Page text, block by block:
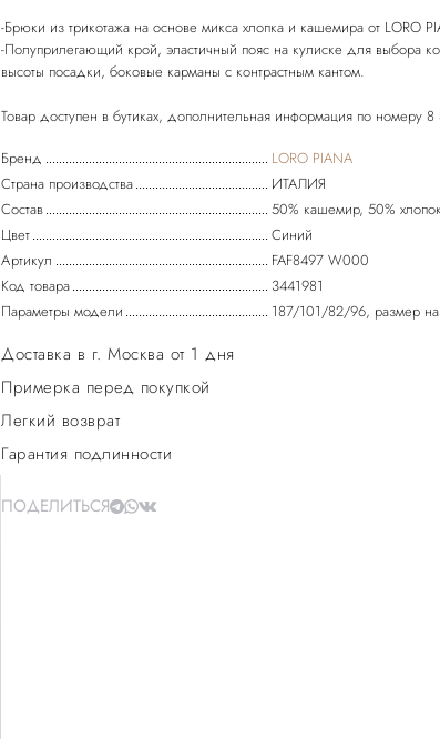
-Брюки из трикотажа на основе микса хлопка и кашемира от LORO
-Полуприлегающий крой, эластичный пояс на кулиске для выбора
высоты посадки, боковые карманы с контрастным кантом.
Бренд
LORO PIANA
Страна производства
ИТАЛИЯ
Состав
50% кашемир, 50% хлопок
Цвет
Синий
Артикул
FAF8497 W000
Код товара
3441981
Параметры модели
187/101/82/96, размер
Доставка в г. Москва от 1 дня
Примерка перед покупкой
Легкий возврат
Гарантия подлинности
ПОДЕЛИТЬСЯ